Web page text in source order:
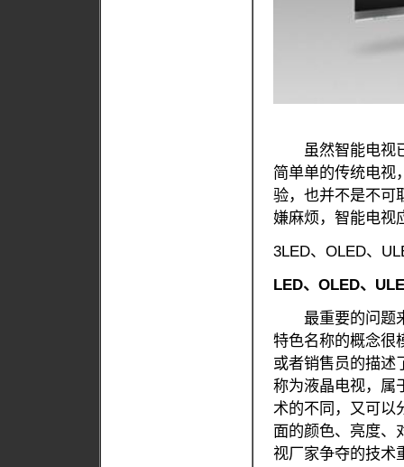
虽然智能电视已
简单单的传统电视
验，也并不是不可
嫌麻烦，智能电视
3LED、OLED、
LED、OLED、
最重要的问题来
特色名称的概念很
或者销售员的描述
称为液晶电视，属
术的不同，又可以
面的颜色、亮度、
视厂家争夺的技术